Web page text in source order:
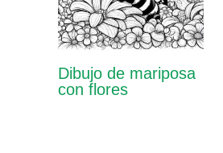
Dibujo de mariposa
con flores